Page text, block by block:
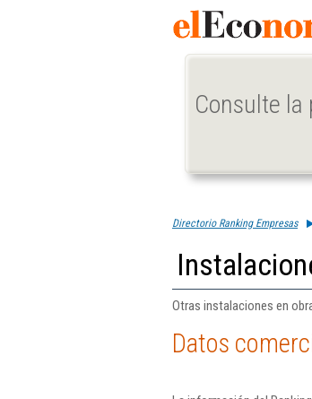
Consulte la
Directorio Ranking Empresas
Otras instalaciones en
Datos